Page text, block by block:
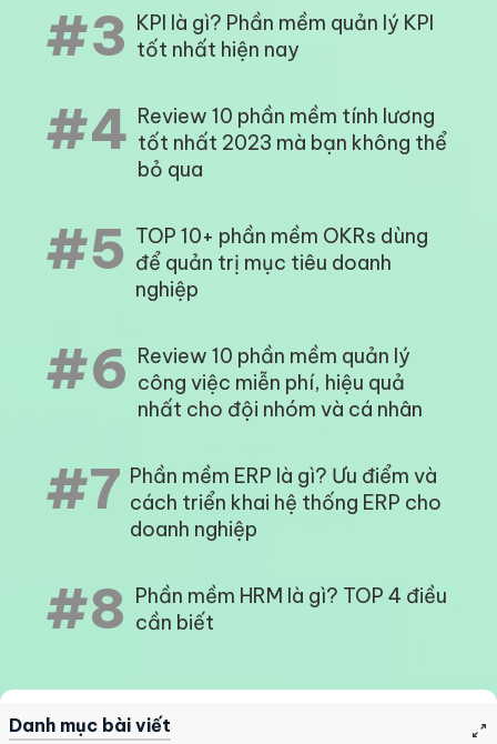
#3 KPI là gì? Phần mềm quản lý KPI
tốt nhất hiện nay
#4 Review 10 phần mềm tính lương
tốt nhất 2023 mà bạn không thể
bỏ qua
#5 TOP 10+ phần mềm OKRs dùng
để quản trị mục tiêu doanh
nghiệp
#6 Review 10 phần mềm quản lý
công việc miễn phí, hiệu quả
nhất cho đội nhóm và cá nhân
#7 Phần mềm ERP là gì? Ưu điểm và
cách triển khai hệ thống ERP cho
doanh nghiệp
#8 Phần mềm HRM là gì? TOP 4 điều
cần biết
Danh mục bài viết